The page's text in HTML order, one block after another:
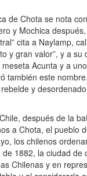
de Chota se nota
y Mochica
cita a Naylamp,
y gran valor”, y a su
Acunta y a
también este
y
después de la
a Chota, el pueblo
los chilenos
1882, la ciudad de
Chilenas y en